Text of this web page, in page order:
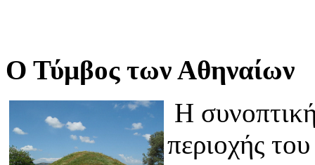
Ο Τύμβος των Αθηναίων
Η
περιοχής